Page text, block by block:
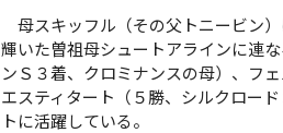
母スキッフル（その父トニービン
輝いた曽祖母シュートアラインに連
ンＳ３着、クロミナンスの母）、フ
エスティタート（５勝、シルクロー
トに活躍している。